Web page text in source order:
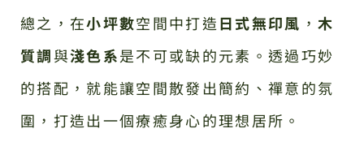
總之，在小坪數空間中打造日式無印風 ，木
質調與淺色系是不可或缺的元素。透過巧妙
的搭配，就能讓空間散發出簡約、禪意的氛
圍，打造出一個療癒身心的理想居所。